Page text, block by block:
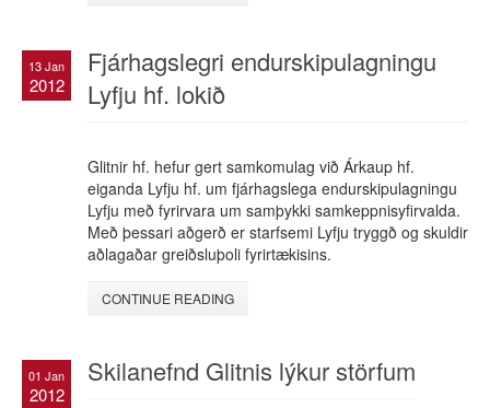
13 Jan
2012
Fjárhagslegri endurskipulagningu
Lyfju hf. lokið
Glitnir hf. hefur gert samkomulag við Árkaup hf.
eiganda Lyfju hf. um fjárhagslega endurskipulagningu
Lyfju með fyrirvara um samþykki samkeppnisyfirvalda.
Með þessari aðgerð er starfsemi Lyfju tryggð og skuldir
aðlagaðar greiðsluþoli fyrirtækisins.
CONTINUE READING
01 Jan
2012
Skilanefnd Glitnis lýkur störfum